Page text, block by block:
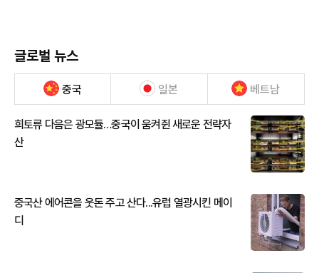
글로벌 뉴스
중국 일본 베트남
희토류 다음은 광모듈…중국이 움켜쥔 새로운 전략자
산
중국산 에어콘을 웃돈 주고 산다...유럽 열광시킨 메이
디